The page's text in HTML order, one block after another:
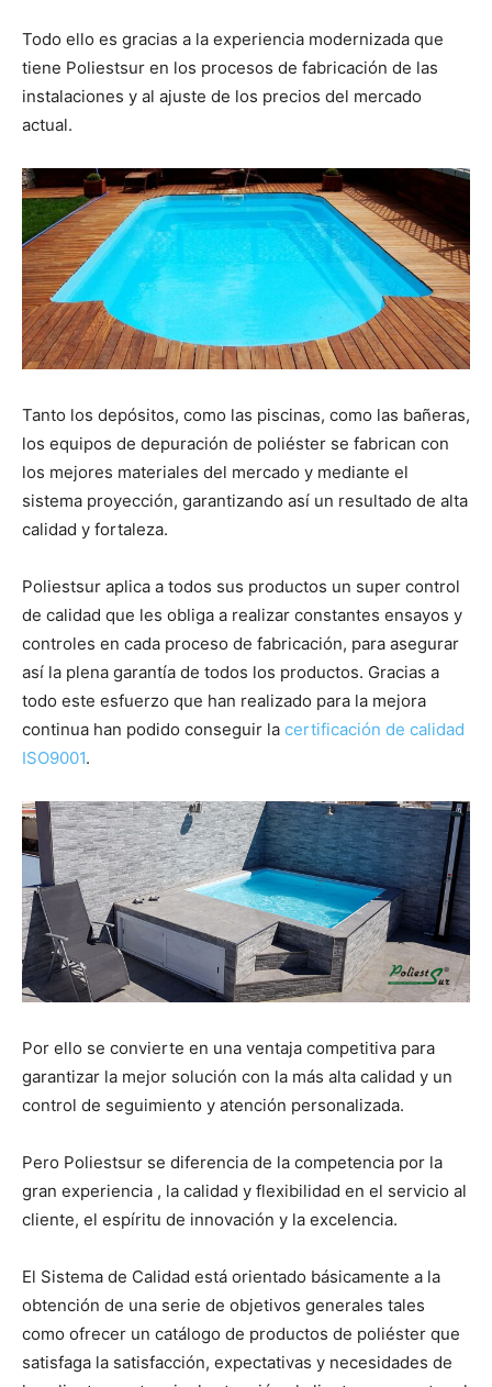
Todo ello es gracias a la experiencia modernizada que
tiene Poliestsur en los procesos de fabricación de las
instalaciones y al ajuste de los precios del mercado
actual.
Tanto los depósitos, como las piscinas, como las bañeras,
los equipos de depuración de poliéster se fabrican con
los mejores materiales del mercado y mediante el
sistema proyección, garantizando así un resultado de alta
calidad y fortaleza.
Poliestsur aplica a todos sus productos un super control
de calidad que les obliga a realizar constantes ensayos y
controles en cada proceso de fabricación, para asegurar
así la plena garantía de todos los productos. Gracias a
todo este esfuerzo que han realizado para la mejora
continua han podido conseguir la certificación de calidad
ISO9001.
Por ello se convierte en una ventaja competitiva para
garantizar la mejor solución con la más alta calidad y un
control de seguimiento y atención personalizada.
Pero Poliestsur se diferencia de la competencia por la
gran experiencia , la calidad y flexibilidad en el servicio al
cliente, el espíritu de innovación y la excelencia.
El Sistema de Calidad está orientado básicamente a la
obtención de una serie de objetivos generales tales
como ofrecer un catálogo de productos de poliéster que
satisfaga la satisfacción, expectativas y necesidades de